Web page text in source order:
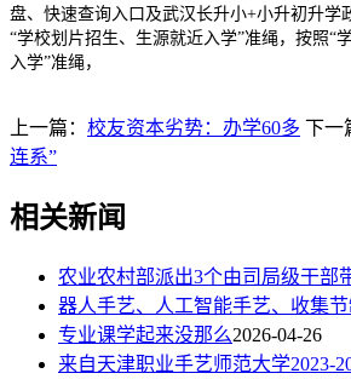
盘、快速查询入口及武汉长升小+小升初升学
“学校划片招生、生源就近入学”准绳，按照“
入学”准绳，
上一篇： 校友资本劣势：办学60多 下一
连系”
相关新闻
农业农村部派出3个由司局级干部
器人手艺、人工智能手艺、收集
专业课学起来没那么2026-04-26
来自天津职业手艺师范大学2023-